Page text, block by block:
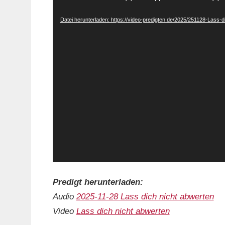
Player
Datei herunterladen: https://video-predigten.de/2025/251128-Lass-
Predigt herunterladen:
Audio 2025-11-28 Lass dich nicht abwerten
Video Lass dich nicht abwerten